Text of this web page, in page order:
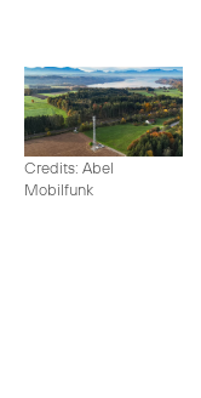
Credits: Abel
Mobilfunk